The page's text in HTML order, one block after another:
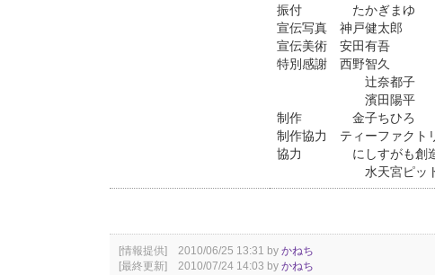
振付 たかぎまゆ
宣伝写真 神戸健太郎
宣伝美術 安田有吾
特別感謝 西野智久
辻奈都子
濱田陽平
制作 金子ちひろ
制作協力 ティーファクト
協力 にしすがも創
水天宮ピッ
[情報提供] 2010/06/25 13:31 by かねち
[最終更新] 2010/07/24 14:03 by かねち